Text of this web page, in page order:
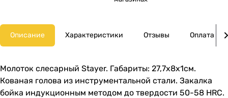
Описание Характеристики Отзывы Оплата
Молоток слесарный Stayer. Габариты: 27,7х8х1см.
Кованая голова из инструментальной стали. Закалка
бойка индукционным методом до твердости 50-58 HRC.